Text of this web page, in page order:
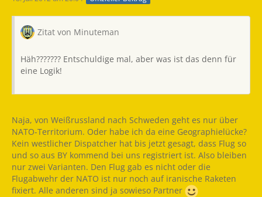
Zitat von Minuteman
Häh??????? Entschuldige mal, aber was ist das denn für
eine Logik!
Naja, von Weißrussland nach Schweden geht es nur über
NATO-Territorium. Oder habe ich da eine Geographielücke?
Kein westlicher Dispatcher hat bis jetzt gesagt, dass Flug so
und so aus BY kommend bei uns registriert ist. Also bleiben
nur zwei Varianten. Den Flug gab es nicht oder die
Flugabwehr der NATO ist nur noch auf iranische Raketen
fixiert. Alle anderen sind ja sowieso Partner